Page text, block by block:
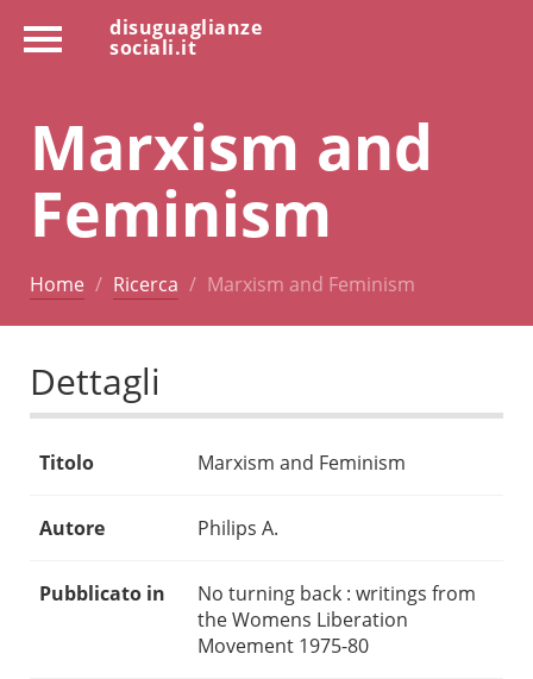
disuguaglianze
sociali.it
Marxism and
Feminism
Home Ricerca Marxism and Feminism
Dettagli
Titolo Marxism and Feminism
Autore Philips A.
Pubblicato in
No turning back : writings from
the Womens Liberation
Movement 1975-80